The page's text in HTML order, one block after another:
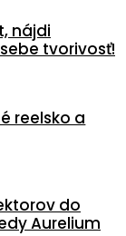
nájdi
tvorivosť!
reelsko a
do
Aurelium